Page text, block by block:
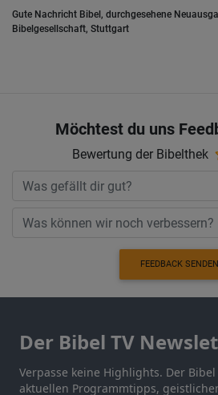
Gute Nachricht Bibel, durchgesehene
Bibelgesellschaft, Stuttgart
Möchtest du uns
Bewertung der Bibelthek
FEEDBACK SENDEN
Der Bibel TV
Verpasse keine Highlights. Der
aktuellen Programmtipps,